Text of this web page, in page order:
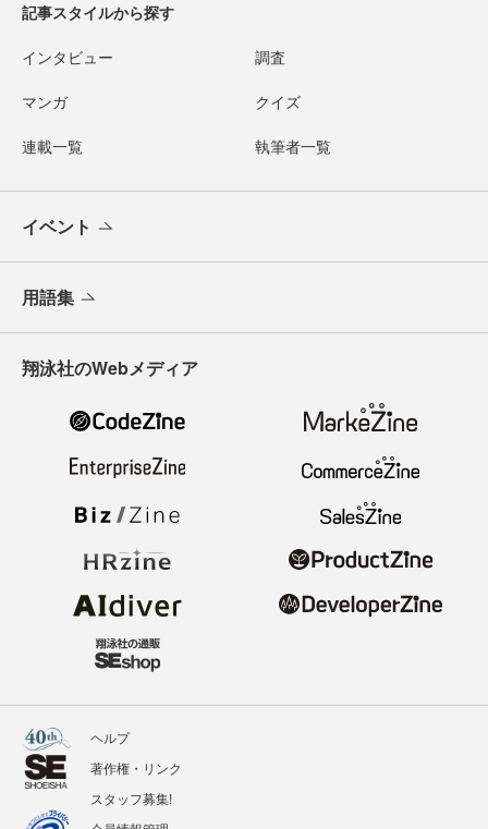
記事スタイルから探す
インタビュー 調査
マンガ クイズ
連載一覧 執筆者一覧
イベント
用語集
翔泳社のWebメディア
ヘルプ
著作権・リンク
スタッフ募集!